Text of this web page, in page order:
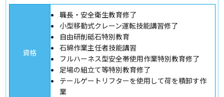
資格
職長・安全衛生教育修了
小型移動式クレーン運転技能講習修了
自由研削砥石特別教育
石綿作業主任者技能講習
フルハーネス型安全帯使用作業特別教育修了
足場の組立て等特別教育修了
テールゲートリフターを使用して荷を積卸す作
業